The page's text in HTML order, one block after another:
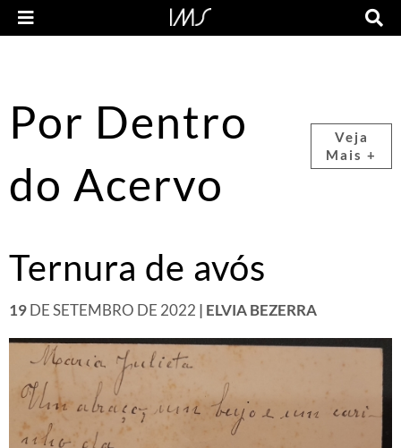
Por Dentro
do Acervo
Veja
Mais +
Ternura de avós
19DE SETEMBRO DE 2022 | ELVIA BEZERRA